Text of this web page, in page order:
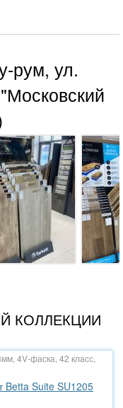
рум, ул.
КОЛЛЕКЦИИ
4V-фаска, 42 класс,
Betta Suite SU1205